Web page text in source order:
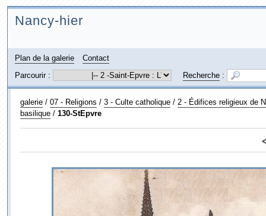
Nancy-hier
Plan de la galerie
Contact
Parcourir :
Recherche:
galerie/ 07 - Religions / 3 - Culte catholique/ 2 - Édifices religieux de
basilique/ 130-StEpvre